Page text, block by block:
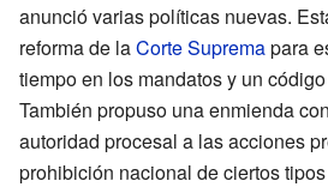
anunció varias políticas nuevas.
reforma de laCorte Supremapara
tiempo en los mandatos y un
También propuso una enmienda
autoridad procesal a las acciones
prohibición nacional de ciertos